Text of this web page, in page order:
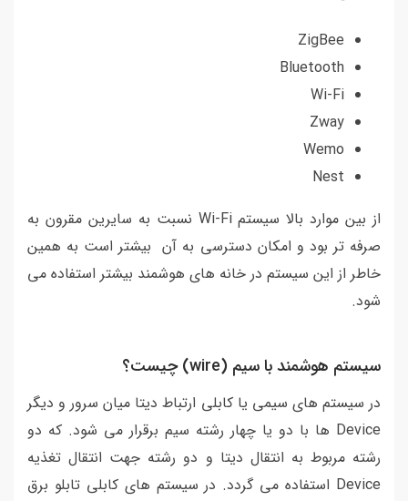
ZigBee
Bluetooth
Wi-Fi
Zway
Wemo
Nest
از بین موارد بالا سیستم Wi-Fi نسبت به سایرین مقرون به
صرفه تر بود و امکان دسترسی به آن بیشتر است به همین
خاطر از این سیستم در خانه های هوشمند بیشتر استفاده می
شود.
سیستم هوشمند با سیم (wire) چیست؟
در سیستم های سیمی یا کابلی ارتباط دیتا میان سرور و دیگر
Device ها با دو یا چهار رشته سیم برقرار می شود. که دو
رشته مربوط به انتقال دیتا و دو رشته جهت انتقال تغذیه
Device استفاده می گردد. در سیستم های کابلی تابلو برق